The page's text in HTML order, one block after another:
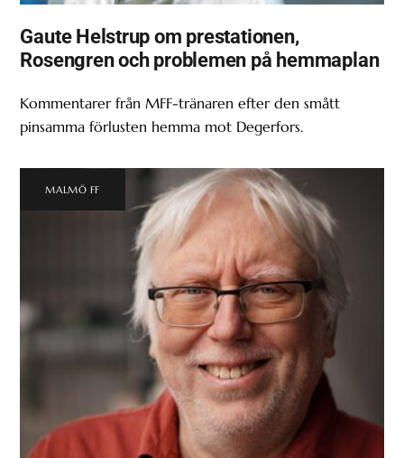
Gaute Helstrup om prestationen,
Rosengren och problemen på hemmaplan
Kommentarer från MFF-tränaren efter den smått
pinsamma förlusten hemma mot Degerfors.
MALMÖ FF